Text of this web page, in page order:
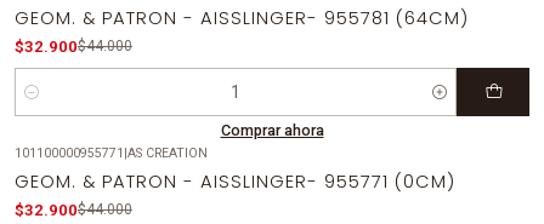
GEOM. & PATRON - AISSLINGER- 955781 (64CM)
$32.900$44.000
Cantidad
Comprar ahora
101100000955771 AS CREATION
GEOM. & PATRON - AISSLINGER- 955771 (0CM)
$32.900$44.000